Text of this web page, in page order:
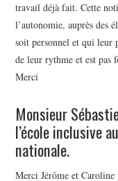
travail déjà fait. Cette
l’autonomie, auprès des
soit personnel et qui leur
de leur rythme et est pas
Merci
Monsieur
l’école inclusive
nationale.
Merci Jérôme et Caroline